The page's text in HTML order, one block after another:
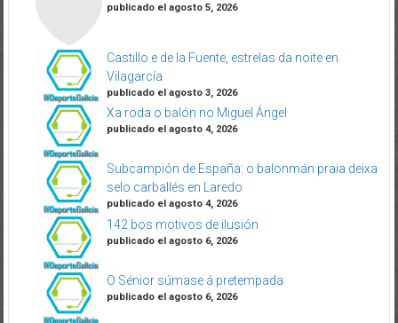
publicado el agosto 5, 2026
Castillo e de la Fuente, estrelas da noite en
Vilagarcía
publicado el agosto 3, 2026
Xa roda o balón no Miguel Ángel
publicado el agosto 4, 2026
Subcampión de España: o balonmán praia deixa
selo carballés en Laredo
publicado el agosto 4, 2026
142 bos motivos de ilusión
publicado el agosto 6, 2026
O Sénior súmase á pretempada
publicado el agosto 6, 2026